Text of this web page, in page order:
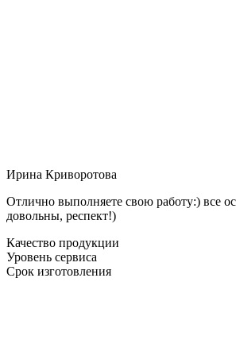
Ирина Криворотова
Отлично выполняете свою работу:) все
довольны, респект!)
Качество продукции
Уровень сервиса
Срок изготовления